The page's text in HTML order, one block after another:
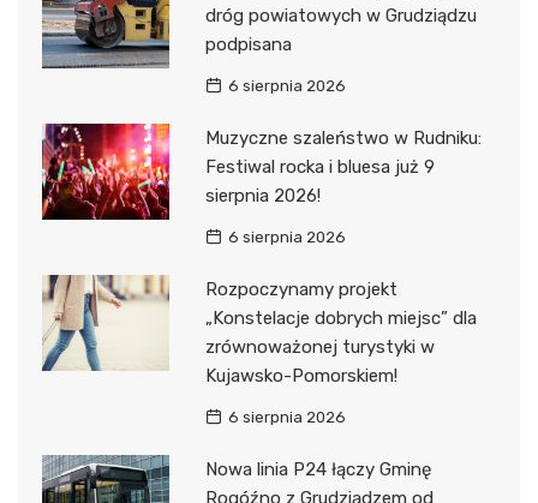
dróg powiatowych w Grudziądzu
podpisana
6 sierpnia 2026
Muzyczne szaleństwo w Rudniku:
Festiwal rocka i bluesa już 9
sierpnia 2026!
6 sierpnia 2026
Rozpoczynamy projekt
„Konstelacje dobrych miejsc” dla
zrównoważonej turystyki w
Kujawsko-Pomorskiem!
6 sierpnia 2026
Nowa linia P24 łączy Gminę
Rogóźno z Grudziądzem od